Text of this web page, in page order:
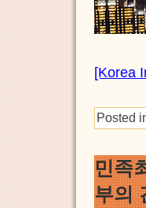
[Korea
Posted
민족
부의